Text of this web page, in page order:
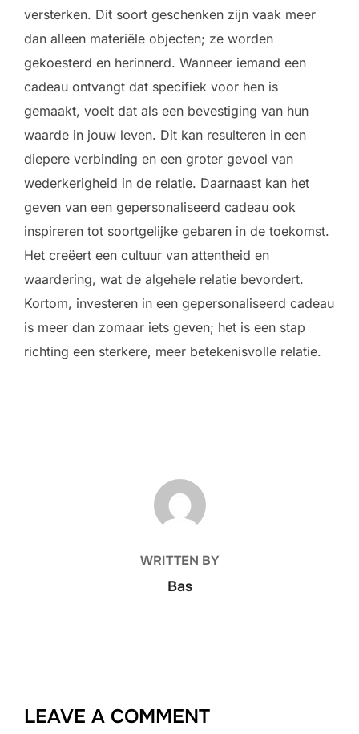
versterken. Dit soort geschenken zijn vaak meer
dan alleen materiële objecten; ze worden
gekoesterd en herinnerd. Wanneer iemand een
cadeau ontvangt dat specifiek voor hen is
gemaakt, voelt dat als een bevestiging van hun
waarde in jouw leven. Dit kan resulteren in een
diepere verbinding en een groter gevoel van
wederkerigheid in de relatie. Daarnaast kan het
geven van een gepersonaliseerd cadeau ook
inspireren tot soortgelijke gebaren in de toekomst.
Het creëert een cultuur van attentheid en
waardering, wat de algehele relatie bevordert.
Kortom, investeren in een gepersonaliseerd cadeau
is meer dan zomaar iets geven; het is een stap
richting een sterkere, meer betekenisvolle relatie.
POST AUTHOR
WRITTEN BY
Bas
LEAVE A COMMENT